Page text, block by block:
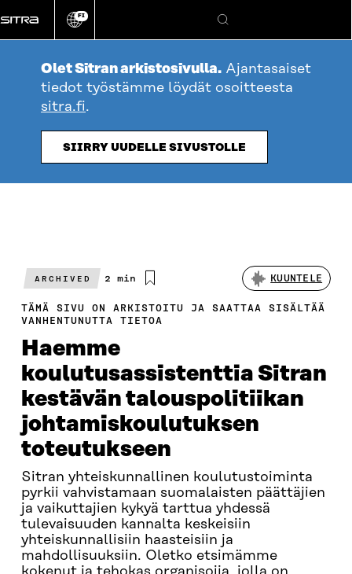
suoraan
sisältöön
Vaihda
kieli
FI
Hae
Olet Sitran arkistosivulla. Ajantasaiset
tiedot työstämme löydät osoitteesta
sitra.fi.
SIIRRY UUDELLE SIVUSTOLLE
ARCHIVED
Arvioitu
2 min KUUNTELE
TÄMÄ SIVU ON ARKISTOITU JA SAATTAA SISÄLTÄÄ
VANHENTUNUTTA TIETOA
Haemme
koulutusassistenttia Sitran
kestävän talouspolitiikan
johtamiskoulutuksen
toteutukseen
Sitran yhteiskunnallinen koulutustoiminta
pyrkii vahvistamaan suomalaisten päättäjien
ja vaikuttajien kykyä tarttua yhdessä
tulevaisuuden kannalta keskeisiin
yhteiskunnallisiin haasteisiin ja
mahdollisuuksiin. Oletko etsimämme